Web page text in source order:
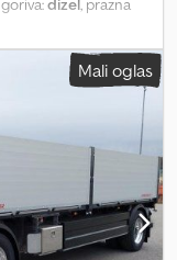
, tip prenosa:
uređaj | 103 kW /
Zadnja vrata |
m | Pridržavamo
prodaju Dodex H
Mali oglas